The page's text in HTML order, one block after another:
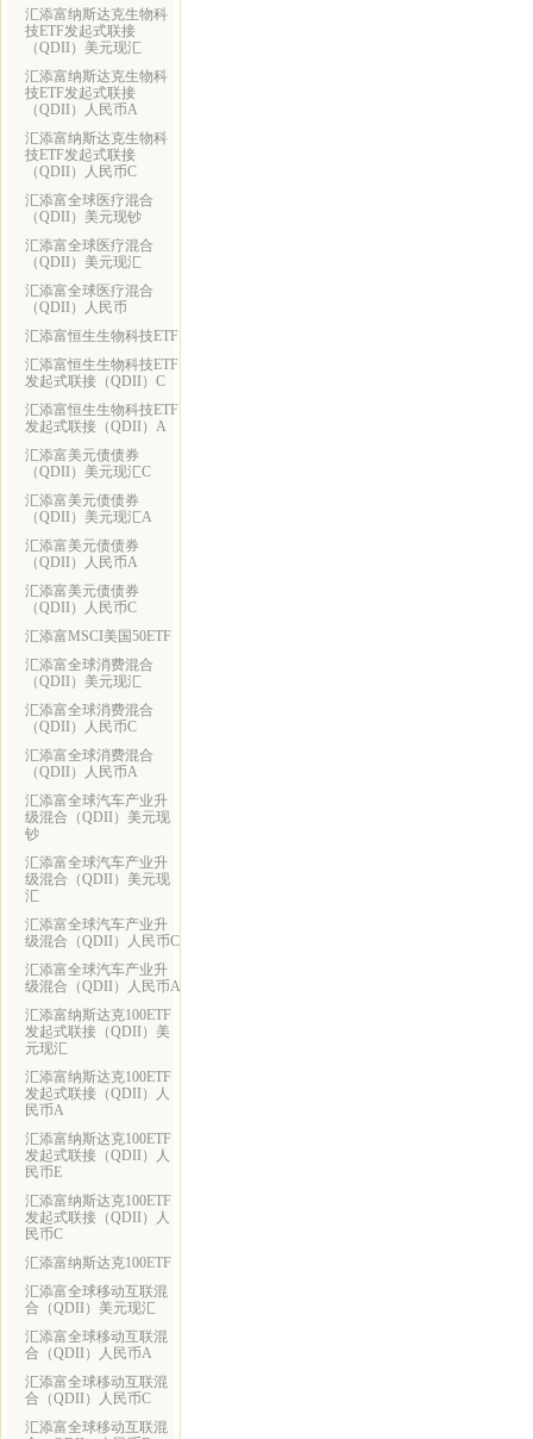
汇添富纳斯达克生物科
技ETF发起式联接
（QDII）美元现汇
汇添富纳斯达克生物科
技ETF发起式联接
（QDII）人民币A
汇添富纳斯达克生物科
技ETF发起式联接
（QDII）人民币C
汇添富全球医疗混合
（QDII）美元现钞
汇添富全球医疗混合
（QDII）美元现汇
汇添富全球医疗混合
（QDII）人民币
汇添富恒生生物科技ETF
汇添富恒生生物科技ETF
发起式联接（QDII）C
汇添富恒生生物科技ETF
发起式联接（QDII）A
汇添富美元债债券
（QDII）美元现汇C
汇添富美元债债券
（QDII）美元现汇A
汇添富美元债债券
（QDII）人民币A
汇添富美元债债券
（QDII）人民币C
汇添富MSCI美国50ETF
汇添富全球消费混合
（QDII）美元现汇
汇添富全球消费混合
（QDII）人民币C
汇添富全球消费混合
（QDII）人民币A
汇添富全球汽车产业升
级混合（QDII）美元现
钞
汇添富全球汽车产业升
级混合（QDII）美元现
汇
汇添富全球汽车产业升
级混合（QDII）人民币C
汇添富全球汽车产业升
级混合（QDII）人民币A
汇添富纳斯达克100ETF
发起式联接（QDII）美
元现汇
汇添富纳斯达克100ETF
发起式联接（QDII）人
民币A
汇添富纳斯达克100ETF
发起式联接（QDII）人
民币E
汇添富纳斯达克100ETF
发起式联接（QDII）人
民币C
汇添富纳斯达克100ETF
汇添富全球移动互联混
合（QDII）美元现汇
汇添富全球移动互联混
合（QDII）人民币A
汇添富全球移动互联混
合（QDII）人民币C
汇添富全球移动互联混